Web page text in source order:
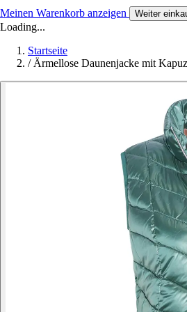
Meinen Warenkorb anzeigen Weiter
Loading...
Startseite
/ Ärmellose Daunenjacke mit